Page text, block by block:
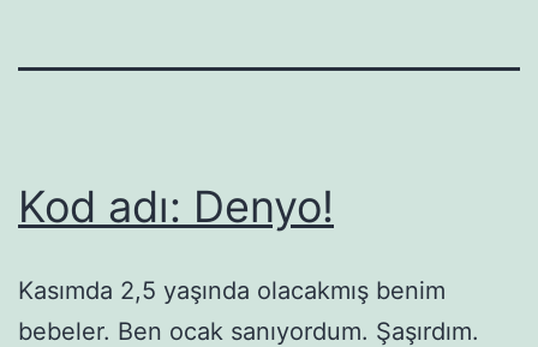
Kod adı: Denyo!
Kasımda 2,5 yaşında olacakmış benim
bebeler. Ben ocak sanıyordum. Şaşırdım.